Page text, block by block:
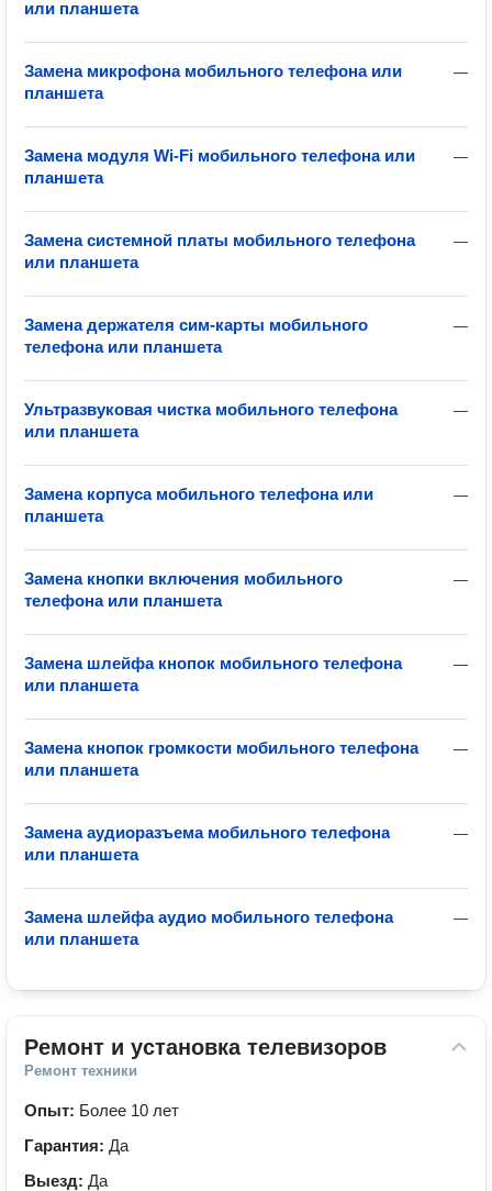
или планшета
—
Замена микрофона мобильного телефона или
планшета
—
Замена модуля Wi-Fi мобильного телефона или
планшета
—
Замена системной платы мобильного телефона
или планшета
—
Замена держателя сим-карты мобильного
телефона или планшета
—
Ультразвуковая чистка мобильного телефона
или планшета
—
Замена корпуса мобильного телефона или
планшета
—
Замена кнопки включения мобильного
телефона или планшета
—
Замена шлейфа кнопок мобильного телефона
или планшета
—
Замена кнопок громкости мобильного телефона
или планшета
—
Замена аудиоразъема мобильного телефона
или планшета
—
Замена шлейфа аудио мобильного телефона
или планшета
Ремонт и установка телевизоров
Ремонт техники
Опыт: Более 10 лет
Гарантия: Да
Выезд: Да